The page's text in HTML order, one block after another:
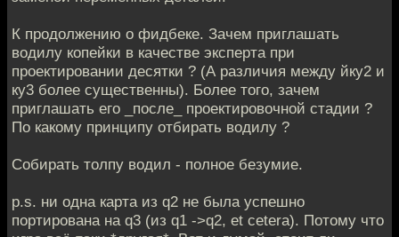
К продолжению о фидбеке. Зачем приглашать
водилу копейки в качестве эксперта при
проектировании десятки ? (А различия между йку2 и
ку3 более существенны). Более того, зачем
приглашать его _после_ проектировочной стадии ?
По какому принципу отбирать водилу ?
Собирать толпу водил - полное безумие.
p.s. ни одна карта из q2 не была успешно
портирована на q3 (из q1 ->q2, et cetera). Потому что